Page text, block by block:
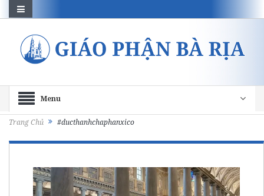
Menu
Trang Chủ #ducthanhchaphanxico